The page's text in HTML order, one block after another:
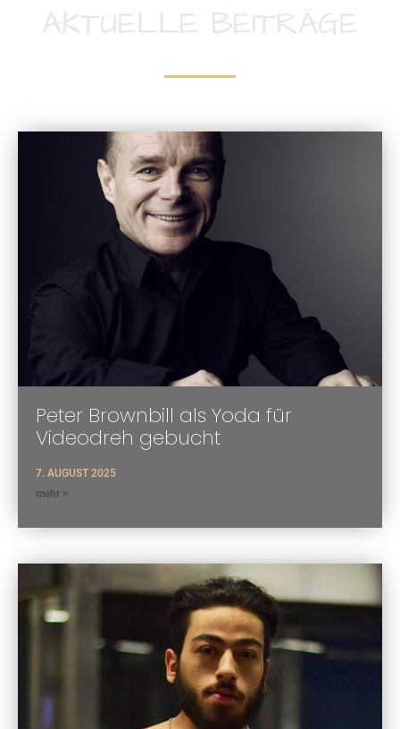
AKTUELLE BEITRÄGE
Peter Brownbill als Yoda für
Videodreh gebucht
7. AUGUST 2025
mehr >